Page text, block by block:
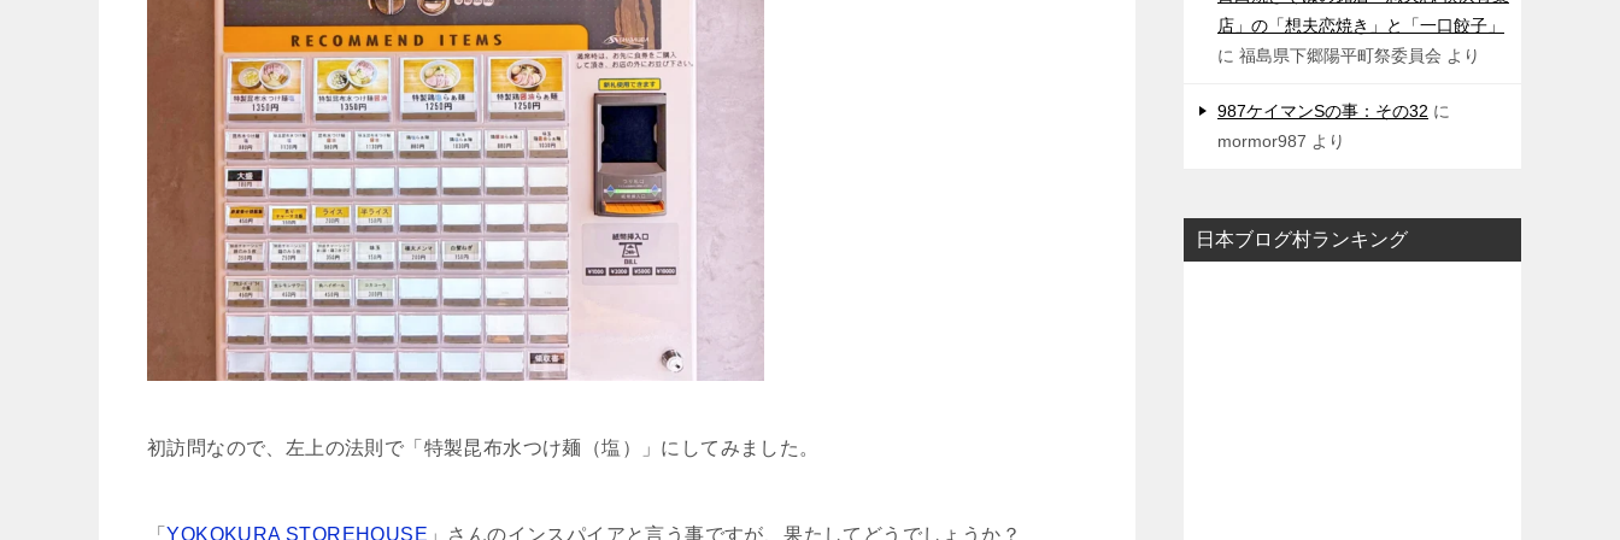
初訪問なので、左上の法則で「特製昆布水つけ麺（塩）」にしてみました。
「YOKOKURA STOREHOUSE 」さんのインスパイアと言う事ですが、果たしてどうでしょうか？
店」の「想夫恋焼き」と「一口餃子」
に 福島県下郷陽平町祭委員会 より
987ケイマンSの事：その32 に
mormor987 より
日本ブログ村ランキング